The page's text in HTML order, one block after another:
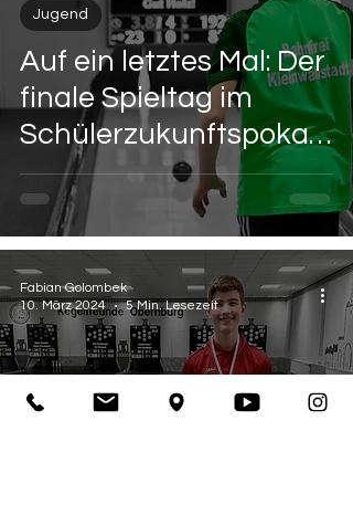
Auf ein letztes Mal: Der
finale Spieltag im
Schülerzukunftspokal
für unsere Jugend
Jugend
Fabian Golombek
10. März 2024
5 Min. Lesezeit